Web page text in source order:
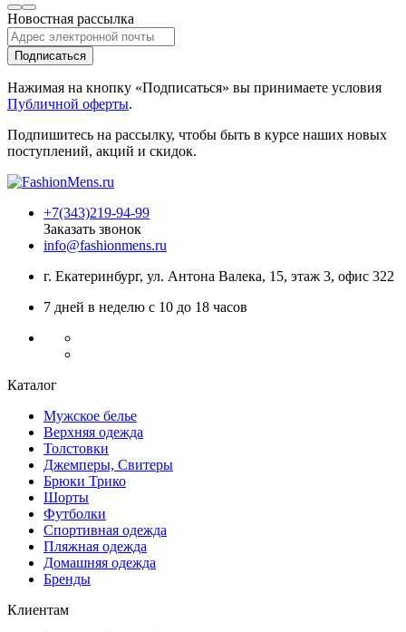
Новостная рассылка
Подписаться
Нажимая на кнопку «Подписаться» вы принимаете условия
Публичной оферты.
Подпишитесь на рассылку, чтобы быть в курсе наших новых
поступлений, акций и скидок.
+7(343)219-94-99
Заказать звонок
info@fashionmens.ru
г. Екатеринбург, ул. Антона Валека, 15, этаж 3, офис 322
7 дней в неделю с 10 до 18 часов
Каталог
Мужское белье
Верхняя одежда
Толстовки
Джемперы, Свитеры
Брюки Трико
Шорты
Футболки
Спортивная одежда
Пляжная одежда
Домашняя одежда
Бренды
Клиентам